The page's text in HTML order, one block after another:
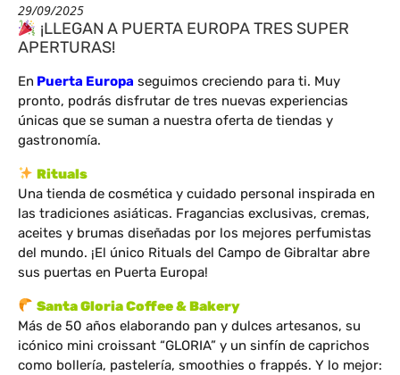
29/09/2025
¡LLEGAN A PUERTA EUROPA TRES SUPER
APERTURAS!
En Puerta Europa seguimos creciendo para ti. Muy
pronto, podrás disfrutar de tres nuevas experiencias
únicas que se suman a nuestra oferta de tiendas y
gastronomía.
Rituals
Una tienda de cosmética y cuidado personal inspirada en
las tradiciones asiáticas. Fragancias exclusivas, cremas,
aceites y brumas diseñadas por los mejores perfumistas
del mundo. ¡El único Rituals del Campo de Gibraltar abre
sus puertas en Puerta Europa!
Santa Gloria Coffee & Bakery
Más de 50 años elaborando pan y dulces artesanos, su
icónico mini croissant “GLORIA” y un sinfín de caprichos
como bollería, pastelería, smoothies o frappés. Y lo mejor: